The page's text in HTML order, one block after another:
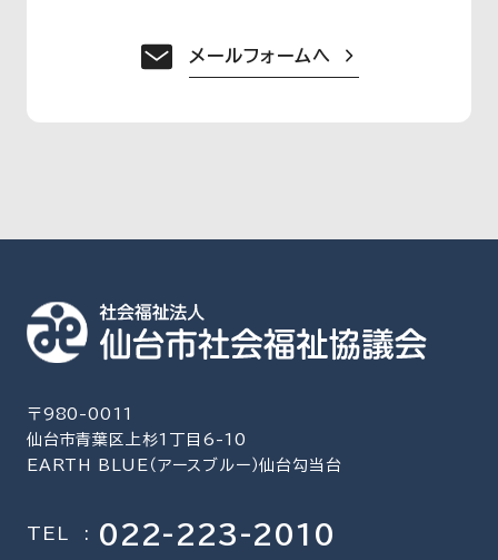
メールフォームへ
〒980-0011
仙台市青葉区上杉1丁目6-10
EARTH BLUE（アースブルー）仙台勾当台
TEL : 022-223-2010